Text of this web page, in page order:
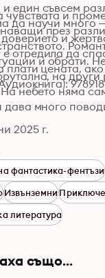
един съвсем
да научи много
и
отредила да
плати цената, ако
чувствата и
през
и обрати.
на
небето няма
дава много
2025 г.
фантастика-фентъзи
Извънземни
литература
също...